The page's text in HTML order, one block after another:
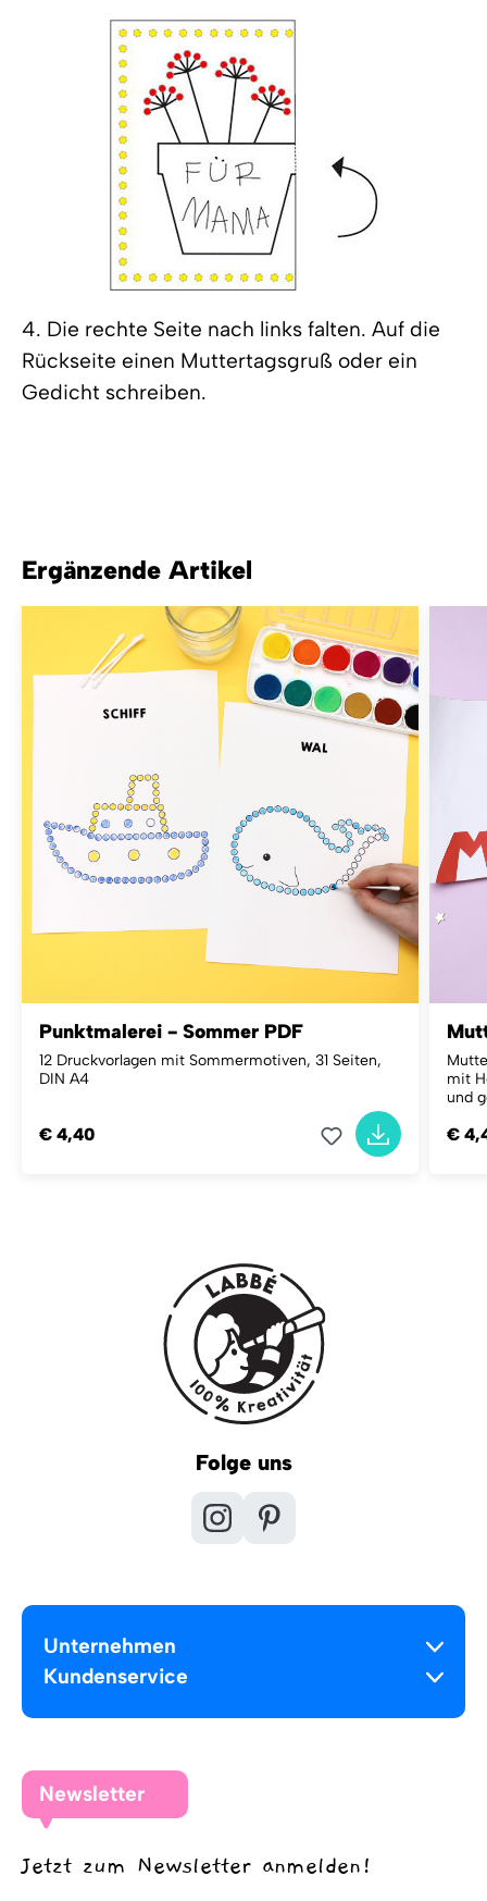
4. Die rechte Seite nach links falten. Auf die
Rückseite einen Muttertagsgruß oder ein
Gedicht schreiben.
Ergänzende Artikel
Punktmalerei - Sommer PDF
12 Druckvorlagen mit Sommermotiven, 31 Seiten,
DIN A4
€ 4,40
mit
und
€
Folge uns
Unternehmen
Kundenservice
Newsletter
Jetzt zum Newsletter anmelden!